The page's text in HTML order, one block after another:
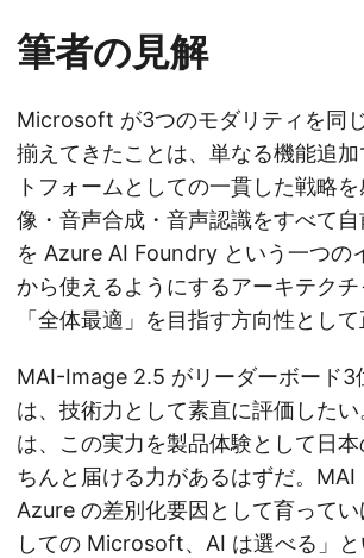
筆者の見解
Microsoft が3つのモダリティを同
揃えてきたことは、単なる機能追
トフォームとしての一貫した戦略
像・音声合成・音声認識をすべて
を Azure AI Foundry という一つの
から使えるようにするアーキテク
「全体最適」を目指す方向性として
MAI-Image 2.5 がリーダーボード3
は、技術力として素直に評価した
は、この実力を製品体験として日本
ちんと届ける力があるはずだ。MAI
Azure の差別化要因として育ってい
しての Microsoft、AI は選べる」